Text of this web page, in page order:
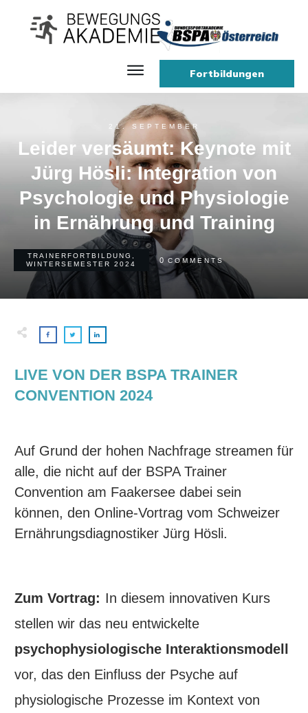
Fortbildungen
21. SEPTEMBER
Leider versäumt: Keynote mit
Jürg Hösli: Integration von
Psychologie und Physiologie
in Ernährung und Training
TRAINERFORTBILDUNG
WINTERSEMESTER 2024
0 COMMENTS
LIVE VON DER BSPA TRAINER
CONVENTION 2024
Auf Grund der hohen Nachfrage streamen für
alle, die nicht auf der BSPA Trainer
Convention am Faakersee dabei sein
können, den Online-Vortrag vom Schweizer
Ernährungsdiagnostiker Jürg Hösli.
Zum Vortrag: In diesem innovativen Kurs
stellen wir das neu entwickelte
psychophysiologische Interaktionsmodell
vor, das den Einfluss der Psyche auf
physiologische Prozesse im Kontext von